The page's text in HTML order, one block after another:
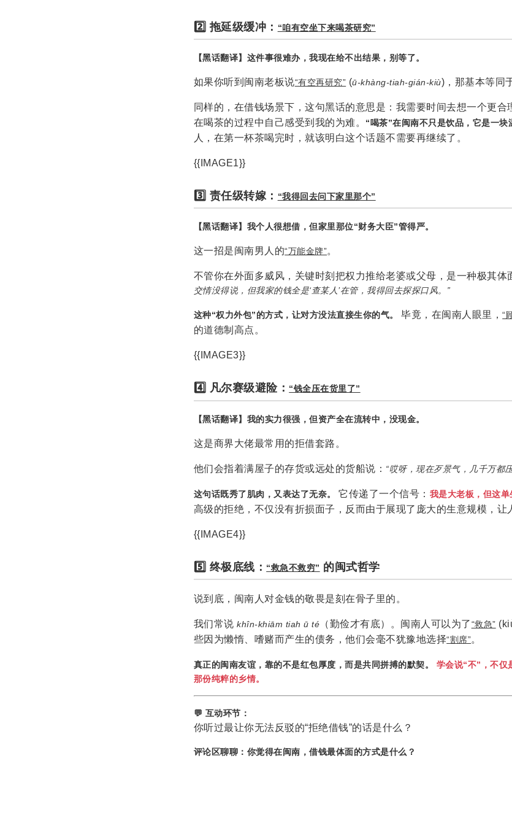
2️⃣ 拖延级缓冲： “咱有空坐下来喝茶研究”
【黑话翻译】这件事很难办，我现在给不出结果，别等了。
如果你听到闽南老板说“有空再研究” (ū-khàng-tiah-gián-kiù)，那基本等同
同样的，在借钱场景下，这句黑话的意思是：我需要时间去想一个更
在喝茶的过程中自己感受到我的为难。 “喝茶”在闽南不只是饮品，它是一块
人，在第一杯茶喝完时，就该明白这个话题不需要再继续了。
{{IMAGE1}}
3️⃣ 责任级转嫁： “我得回去问下家里那个”
【黑话翻译】我个人很想借，但家里那位“财务大臣”管得严。
这一招是闽南男人的“万能金牌”。
不管你在外面多威风，关键时刻把权力推给老婆或父母，是一种极其体
交情没得说，但我家的钱全是‘查某人’在管，我得回去探探口风。”
这种“权力外包”的方式，让对方没法直接生你的气。 毕竟，在闽南人眼里，“
的道德制高点。
{{IMAGE3}}
4️⃣ 凡尔赛级避险： “钱全压在货里了”
【黑话翻译】我的实力很强，但资产全在流转中，没现金。
这是商界大佬最常用的拒借套路。
他们会指着满屋子的存货或远处的货船说： “哎呀，现在歹景气，几千万都
这句话既秀了肌肉，又表达了无奈。 它传递了一个信号： 我是大老板，但这单
高级的拒绝，不仅没有折损面子，反而由于展现了庞大的生意规模，让
{{IMAGE4}}
5️⃣ 终极底线： “救急不救穷” 的闽式哲学
说到底，闽南人对金钱的敬畏是刻在骨子里的。
我们常说khîn-khiām tiah ū té （勤俭才有底）。闽南人可以为了“救急”
些因为懒惰、嗜赌而产生的债务，他们会毫不犹豫地选择“割席”。
真正的闽南友谊，靠的不是红包厚度，而是共同拼搏的默契。
学会说“不”，不仅
那份纯粹的乡情。
💬 互动环节：
你听过最让你无法反驳的“拒绝借钱”的话是什么？
评论区聊聊：你觉得在闽南，借钱最体面的方式是什么？